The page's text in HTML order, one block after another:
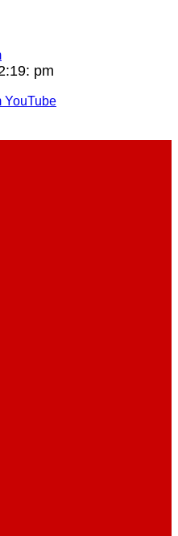
pm
YouTube